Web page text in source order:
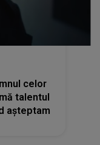
celor
talentul
așteptam